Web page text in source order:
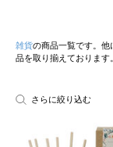
雑貨の商品一覧です。他
品を取り揃えております。
さらに絞り込む